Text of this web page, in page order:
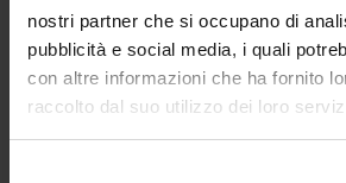
nostri partner che si occupano di
pubblicità e social media, i quali
con altre informazioni che ha fornito
raccolto dal suo utilizzo dei loro